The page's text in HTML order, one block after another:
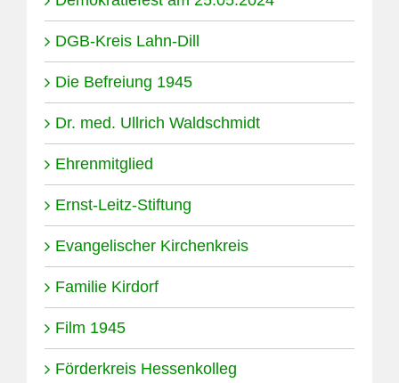
DGB-Kreis Lahn-Dill
Die Befreiung 1945
Dr. med. Ullrich Waldschmidt
Ehrenmitglied
Ernst-Leitz-Stiftung
Evangelischer Kirchenkreis
Familie Kirdorf
Film 1945
Förderkreis Hessenkolleg